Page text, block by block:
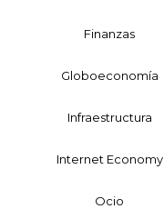
Finanzas
Globoeconomía
Infraestructura
Internet Economy
Ocio